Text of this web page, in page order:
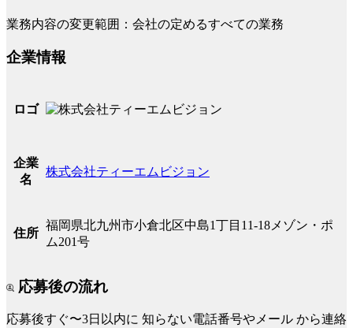
業務内容の変更範囲：会社の定めるすべての業務
企業情報
ロゴ
企業
名
株式会社ティーエムビジョン
住所
福岡県北九州市小倉北区中島1丁目11-18メゾン・ポ
ム201号
応募後の流れ
応募後すぐ〜3日以内に 知らない電話番号やメール から連絡